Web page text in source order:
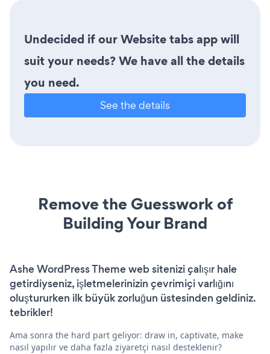
Undecided if our Website tabs app will
suit your needs? We have all the details
you need.
See the details
Remove the Guesswork of
Building Your Brand
Ashe WordPress Theme web sitenizi çalışır hale
getirdiyseniz, işletmelerinizin çevrimiçi varlığını
oluştururken ilk büyük zorluğun üstesinden geldiniz.
tebrikler!
Ama sonra the hard part geliyor: draw in, captivate, make
nasıl yapılır ve daha fazla ziyaretçi nasıl desteklenir?